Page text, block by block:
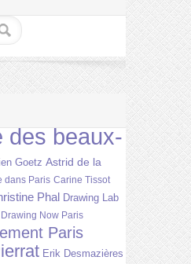
des beaux-
Goetz Astrid de la
dans Paris Carine Tissot
Phal Drawing Lab
Drawing Now Paris
Paris
Erik Desmazières